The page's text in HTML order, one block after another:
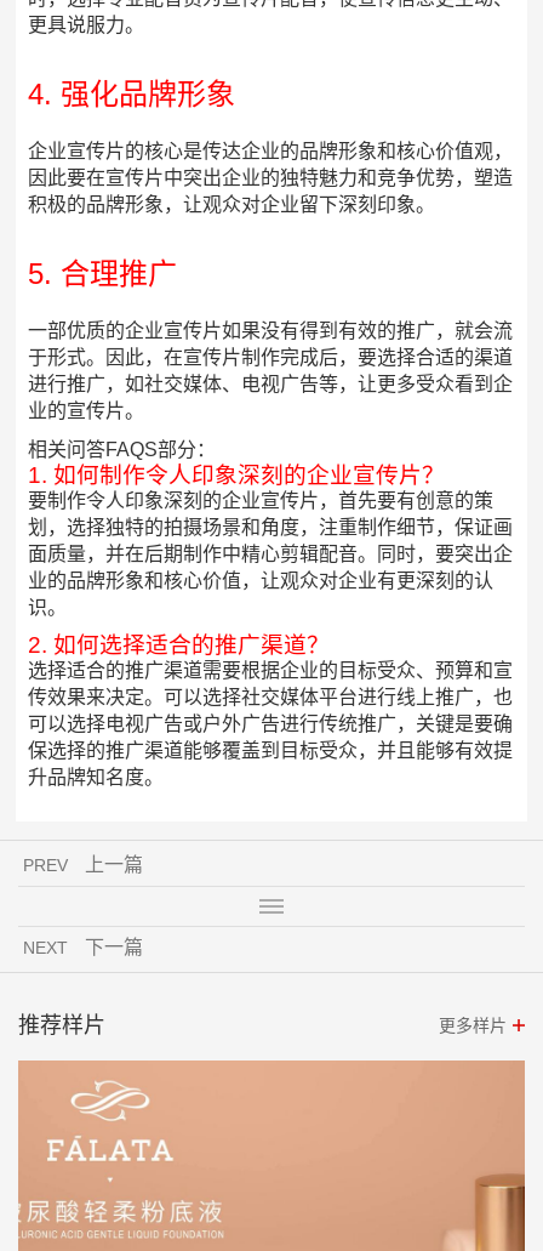
更具说服力。
4. 强化品牌形象
企业宣传片的核心是传达企业的品牌形象和核心价值观，
因此要在宣传片中突出企业的独特魅力和竞争优势，塑造
积极的品牌形象，让观众对企业留下深刻印象。
5. 合理推广
一部优质的企业宣传片如果没有得到有效的推广，就会流
于形式。因此，在宣传片制作完成后，要选择合适的渠道
进行推广，如社交媒体、电视广告等，让更多受众看到企
业的宣传片。
相关问答FAQS部分：
1. 如何制作令人印象深刻的企业宣传片？
要制作令人印象深刻的企业宣传片，首先要有创意的策
划，选择独特的拍摄场景和角度，注重制作细节，保证画
面质量，并在后期制作中精心剪辑配音。同时，要突出企
业的品牌形象和核心价值，让观众对企业有更深刻的认
识。
2. 如何选择适合的推广渠道？
选择适合的推广渠道需要根据企业的目标受众、预算和宣
传效果来决定。可以选择社交媒体平台进行线上推广，也
可以选择电视广告或户外广告进行传统推广，关键是要确
保选择的推广渠道能够覆盖到目标受众，并且能够有效提
升品牌知名度。
PREV 上一篇
NEXT 下一篇
推荐样片 更多样片